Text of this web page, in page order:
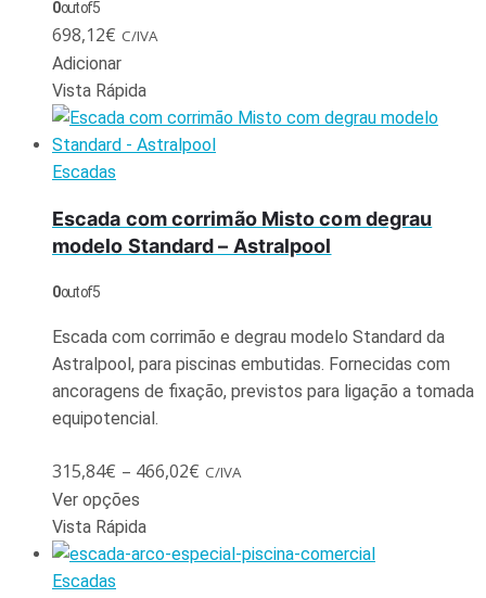
0out of 5
698,12€ C/IVA
Adicionar
Vista Rápida
Escadas
Escada com corrimão Misto com degrau
modelo Standard – Astralpool
0out of 5
Escada com corrimão e degrau modelo Standard da
Astralpool, para piscinas embutidas. Fornecidas com
ancoragens de fixação, previstos para ligação a tomada
equipotencial.
315,84€ – 466,02€ C/IVA
Ver opções
Vista Rápida
Escadas